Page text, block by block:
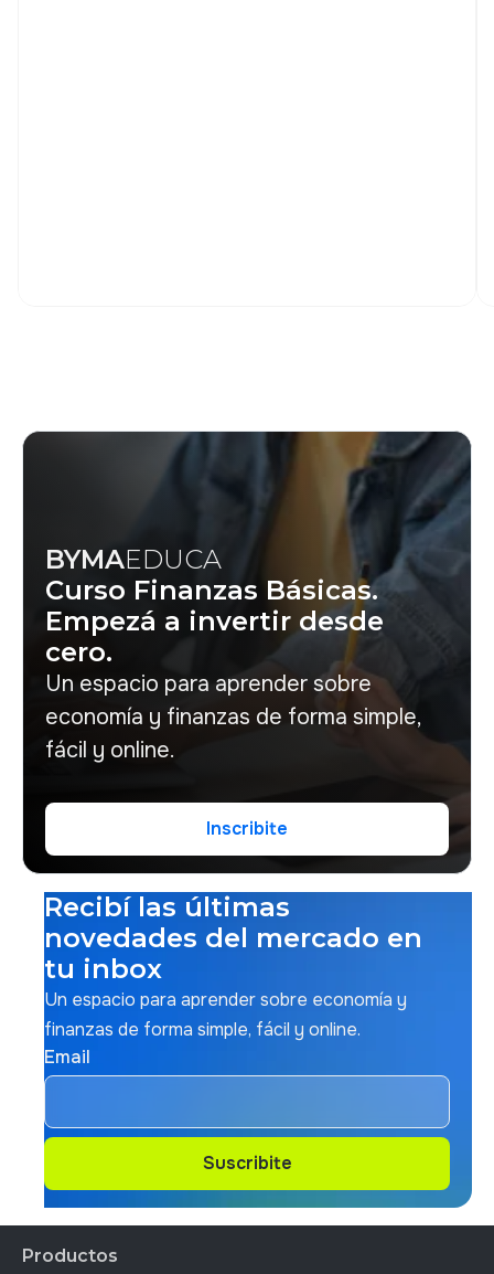
BYMAEDUCA
Curso Finanzas Básicas.
Empezá a invertir desde
cero.
Un espacio para aprender sobre
economía y finanzas de forma simple,
fácil y online.
Inscribite
Recibí las últimas
novedades del mercado en
tu inbox
Un espacio para aprender sobre economía y
finanzas de forma simple, fácil y online.
Email
Suscribite
Productos